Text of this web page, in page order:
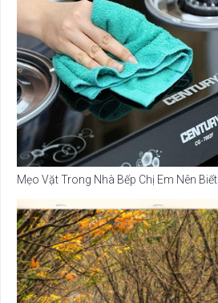
Mẹo Vặt Trong Nhà Bếp Chị Em Nên Biết